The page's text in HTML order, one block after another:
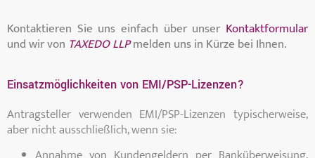
Kontaktieren Sie uns einfach über unser Kontaktformular
und wir von TAXEDO LLPmelden uns in Kürze bei Ihnen.
Einsatzmöglichkeiten von EMI/PSP-Lizenzen?
Antragsteller verwenden EMI/PSP-Lizenzen typischerweise,
aber nicht ausschließlich, wenn sie: